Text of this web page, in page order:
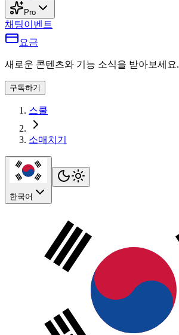
Pro
채팅이벤트
요금
새로운 콘텐츠와 기능 소식을 받아보세요.
구독하기
스쿨
소매치기
한국어